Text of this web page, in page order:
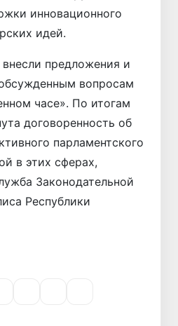
инновационного
идей.
предложения и
вопросам
часе». По итогам
договоренность об
парламентского
в этих сферах,
Законодательной
Республики